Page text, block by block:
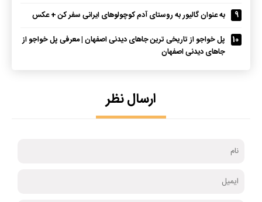
9
به عنوان گالیور به روستای آدم کوچولوهای ایرانی سفر کن + عکس
10
پل خواجو از تاریخی ترین جاهای دیدنی اصفهان | معرفی پل خواجو از
جاهای دیدنی اصفهان
ارسال نظر